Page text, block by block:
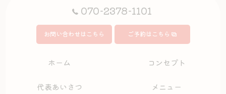
070-2378-1101
お問い合わせはこちら ご予約はこちら
ホーム コンセプト
代表あいさつ メニュー